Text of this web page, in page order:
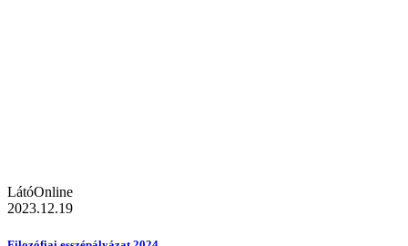
LátóOnline
2023.12.19